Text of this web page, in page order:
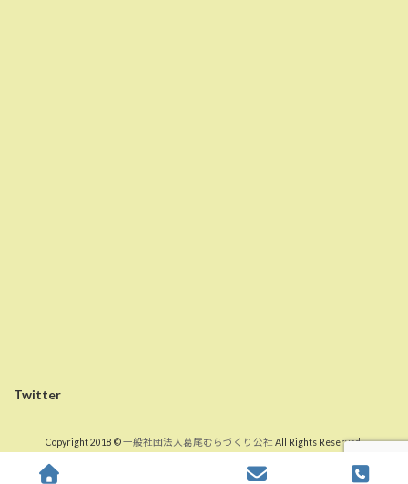
Twitter
Copyright 2018 ©一般社団法人葛尾むらづくり公社 All Rights Reserved.